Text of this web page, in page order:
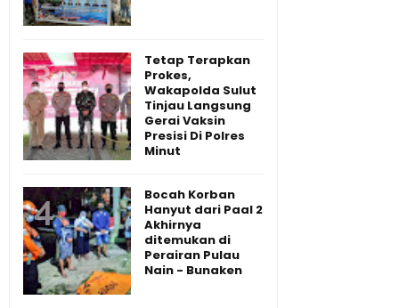
Tetap Terapkan
Prokes,
Wakapolda Sulut
Tinjau Langsung
Gerai Vaksin
Presisi Di Polres
Minut
Bocah Korban
Hanyut dari Paal 2
Akhirnya
ditemukan di
Perairan Pulau
Nain - Bunaken